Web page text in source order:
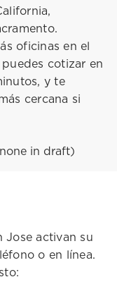
oficinas en el
cotizar en
y te
cercana si
in draft)
Jose activan su
o en línea.